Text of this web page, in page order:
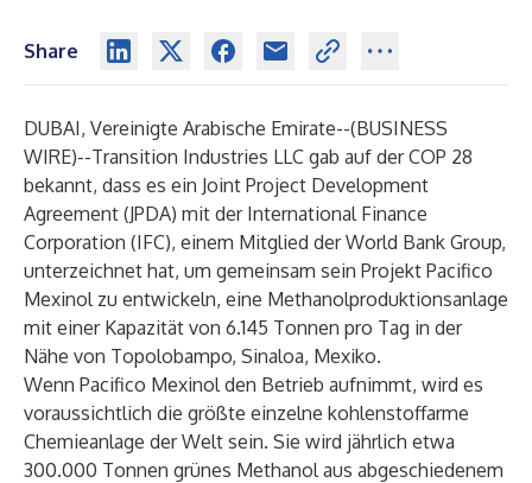
Share
DUBAI, Vereinigte Arabische Emirate--(BUSINESS
WIRE)--Transition Industries LLC gab auf der COP 28
bekannt, dass es ein Joint Project Development
Agreement (JPDA) mit der International Finance
Corporation (IFC), einem Mitglied der World Bank Group,
unterzeichnet hat, um gemeinsam sein Projekt Pacifico
Mexinol zu entwickeln, eine Methanolproduktionsanlage
mit einer Kapazität von 6.145 Tonnen pro Tag in der
Nähe von Topolobampo, Sinaloa, Mexiko.
Wenn Pacifico Mexinol den Betrieb aufnimmt, wird es
voraussichtlich die größte einzelne kohlenstoffarme
Chemieanlage der Welt sein. Sie wird jährlich etwa
300.000 Tonnen grünes Methanol aus abgeschiedenem